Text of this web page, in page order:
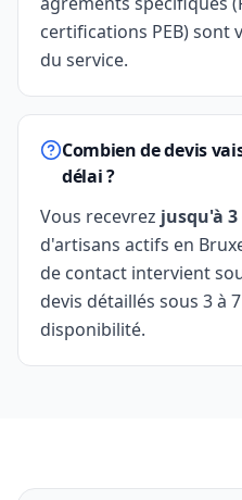
certifications PEB) sont
du service.
Combien de devis
délai ?
Vous recevrez jusqu'à
d'artisans actifs en
de contact intervient
devis détaillés sous 3 à
disponibilité.